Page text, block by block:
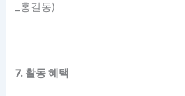
_홍길동)
7. 활동 혜택